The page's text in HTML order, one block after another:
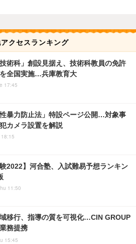
クセスランキング
技術科」創設見据え、技術科教員の免許
全国実施…兵庫教育大
17:45
性暴力防止法」特設ページ公開…対象事
カメラ設置を解説
験2022】河合塾、入試難易予想ランキン
11:50
移行、指導の質を可視化…CIN GROUP
務提携
15:45